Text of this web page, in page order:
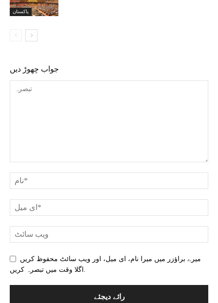
پاکستان
جواب چھوڑ دیں
میرے براؤزر میں میرا نام، ای میل، اور ویب سائٹ محفوظ کریں